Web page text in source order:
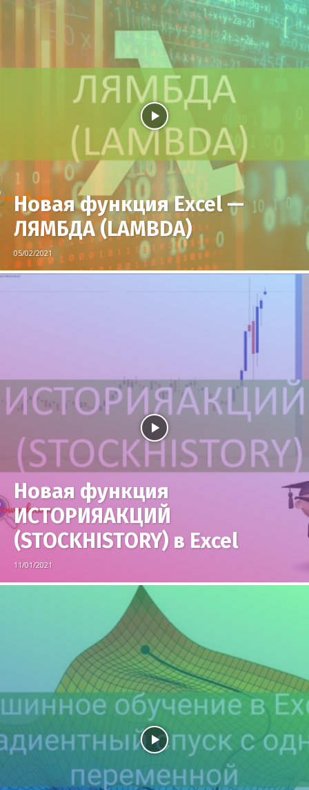
Новая функция Excel —
ЛЯМБДА (LAMBDA)
05/02/2021
Новая функция
ИСТОРИЯАКЦИЙ
(STOCKHISTORY) в Excel
11/01/2021